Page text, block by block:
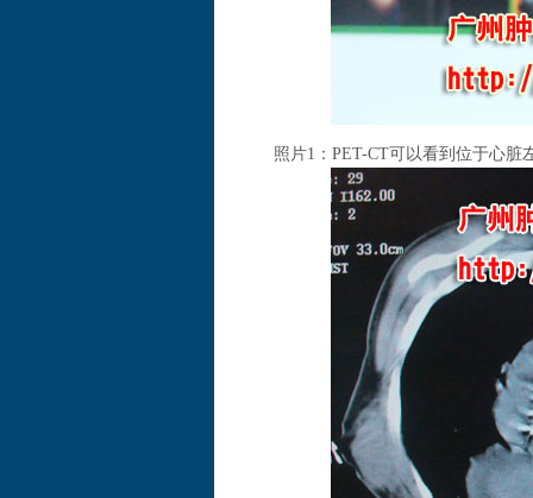
照片1：PET-CT可以看到位于心